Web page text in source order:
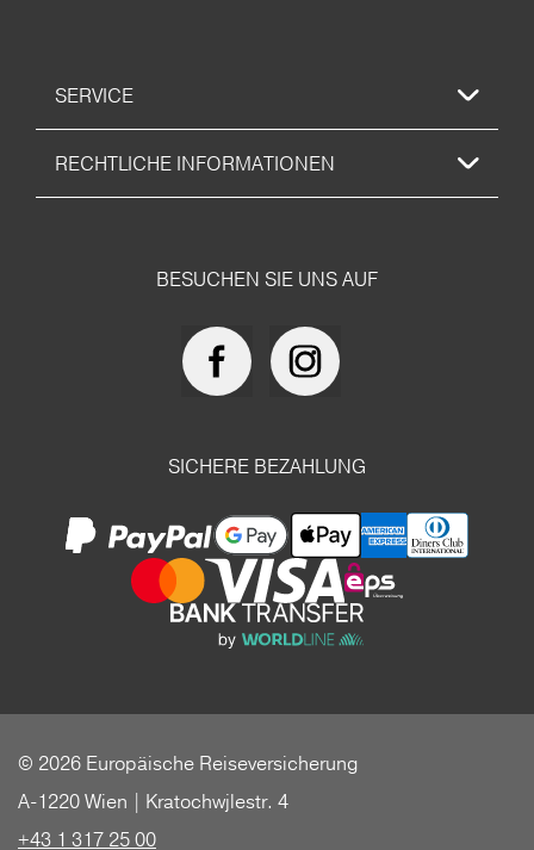
SERVICE
RECHTLICHE INFORMATIONEN
BESUCHEN SIE UNS AUF
SICHERE BEZAHLUNG
© 2026 Europäische Reiseversicherung
A-1220 Wien | Kratochwjlestr. 4
+43 1 317 25 00